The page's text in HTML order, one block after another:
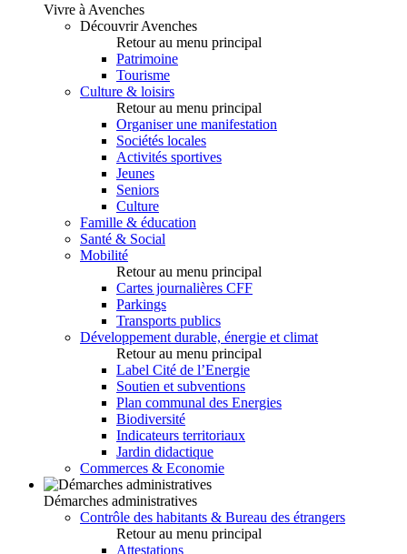
Vivre à Avenches
Découvrir Avenches
Retour au menu principal
Patrimoine
Tourisme
Culture & loisirs
Retour au menu principal
Organiser une manifestation
Sociétés locales
Activités sportives
Jeunes
Seniors
Culture
Famille & éducation
Santé & Social
Mobilité
Retour au menu principal
Cartes journalières CFF
Parkings
Transports publics
Développement durable, énergie et climat
Retour au menu principal
Label Cité de l’Energie
Soutien et subventions
Plan communal des Energies
Biodiversité
Indicateurs territoriaux
Jardin didactique
Commerces & Economie
Démarches administratives
Contrôle des habitants & Bureau des étrangers
Retour au menu principal
Attestations